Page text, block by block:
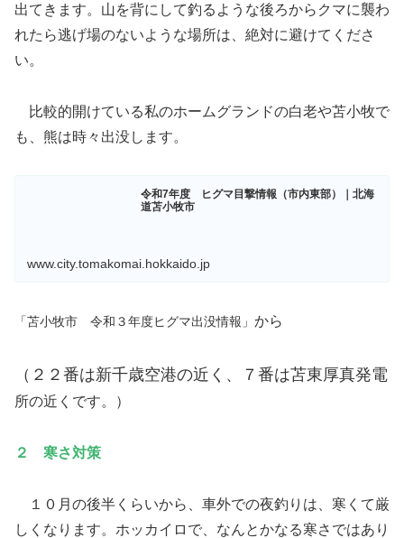
出てきます。山を背にして釣るような後ろからクマに襲わ
れたら逃げ場のないような場所は、絶対に避けてくださ
い。
比較的開けている私のホームグランドの白老や苫小牧で
も、熊は時々出没します。
令和7年度 ヒグマ目撃情報（市内東部）｜北海
道苫小牧市
www.city.tomakomai.hokkaido.jp
「苫小牧市 令和３年度ヒグマ出没情報」 から
（２２番は新千歳空港の近く、７番は苫東厚真発電
所の近くです。）
２ 寒さ対策
１０月の後半くらいから、車外での夜釣りは、寒くて厳
しくなります。ホッカイロで、なんとかなる寒さではあり